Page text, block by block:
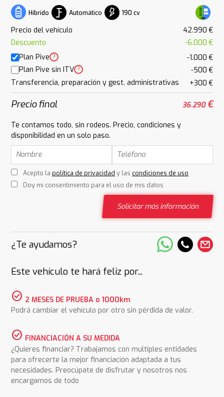
Híbrido Automático 190 cv
Precio del vehículo
42.990 €
Descuento
-6.000 €
Plan Pive ?
-1.000 €
Plan Pive sin ITV ?
-500 €
Transferencia, preparación y gest. administrativas
+300 €
Precio final 36.290€
Te contamos todo, sin rodeos. Precio, condiciones y
disponibilidad en un solo paso.
Acepto la política de privacidad y las condiciones de uso
Doy mi consentimiento para el uso de mis datos
Solicitar más información
¿Te ayudamos?
Este vehículo te hará feliz por...
check_circle 2 MESES DE PRUEBA o 1000km
Podrá cambiar el vehículo por otro sin pérdida de valor.
check_circle FINANCIACIÓN A SU MEDIDA
¿Quieres financiar? Trabajamos con multiples entidades
para ofrecerte la mejor financiación adaptada a tus
necesidades. Preocúpate de disfrutar y nosotros nos
encargamos de todo